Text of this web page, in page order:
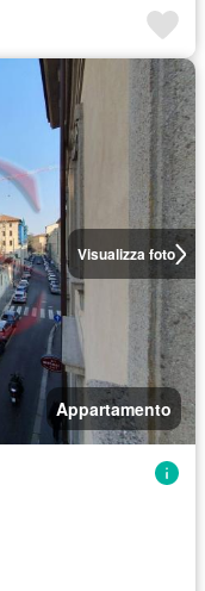
Visualizza foto
Appartamento